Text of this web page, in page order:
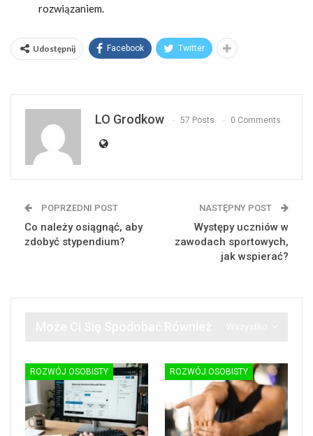
rozwiązaniem.
Udostępnij Facebook Twitter
LO Grodkow 57 Posts 0 Comments
POPRZEDNI POST
Co należy osiągnąć, aby
zdobyć stypendium?
NASTĘPNY POST
Występy uczniów w
zawodach sportowych,
jak wspierać?
ROZWÓJ OSOBISTY ROZWÓJ OSOBISTY